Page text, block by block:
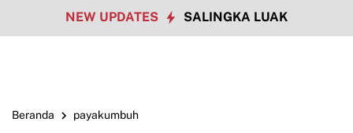
NEW UPDATES SALINGKA LUAK
Beranda payakumbuh